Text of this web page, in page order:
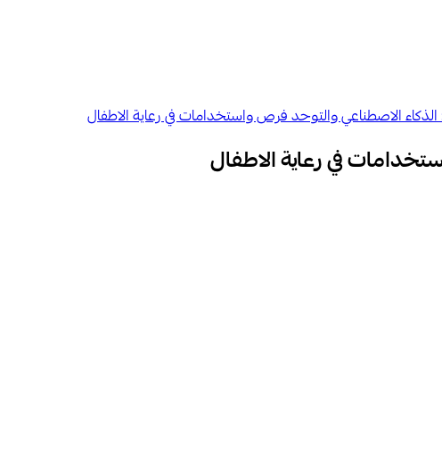
الاصطناعي والتوح​د فرص واستخدامات في رعاية الاطفال
في رعاية الاطفال